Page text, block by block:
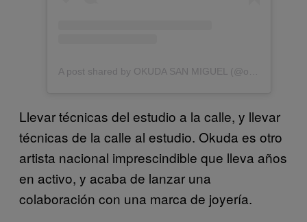
A post shared by OKUDA SAN MIGUEL (@okudart)
Llevar técnicas del estudio a la calle, y llevar
técnicas de la calle al estudio. Okuda es otro
artista nacional imprescindible que lleva años
en activo, y acaba de lanzar una
colaboración con una marca de joyería.